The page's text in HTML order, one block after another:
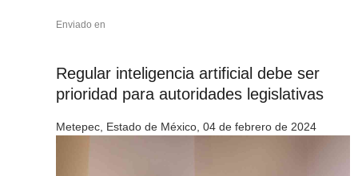
Enviado en
Regular inteligencia artificial debe ser
prioridad para autoridades legislativas
Metepec, Estado de México, 04 de febrero de 2024